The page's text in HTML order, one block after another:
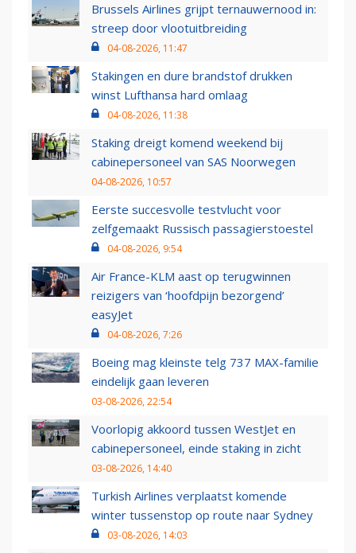
Brussels Airlines grijpt ternauwernood in:
streep door vlootuitbreiding
04-08-2026, 11:47
Stakingen en dure brandstof drukken
winst Lufthansa hard omlaag
04-08-2026, 11:38
Staking dreigt komend weekend bij
cabinepersoneel van SAS Noorwegen
04-08-2026, 10:57
Eerste succesvolle testvlucht voor
zelfgemaakt Russisch passagierstoestel
04-08-2026, 9:54
Air France-KLM aast op terugwinnen
reizigers van ‘hoofdpijn bezorgend’
easyJet
04-08-2026, 7:26
Boeing mag kleinste telg 737 MAX-familie
eindelijk gaan leveren
03-08-2026, 22:54
Voorlopig akkoord tussen WestJet en
cabinepersoneel, einde staking in zicht
03-08-2026, 14:40
Turkish Airlines verplaatst komende
winter tussenstop op route naar Sydney
03-08-2026, 14:03